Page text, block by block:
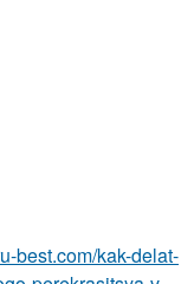
best.com/kak-delat-